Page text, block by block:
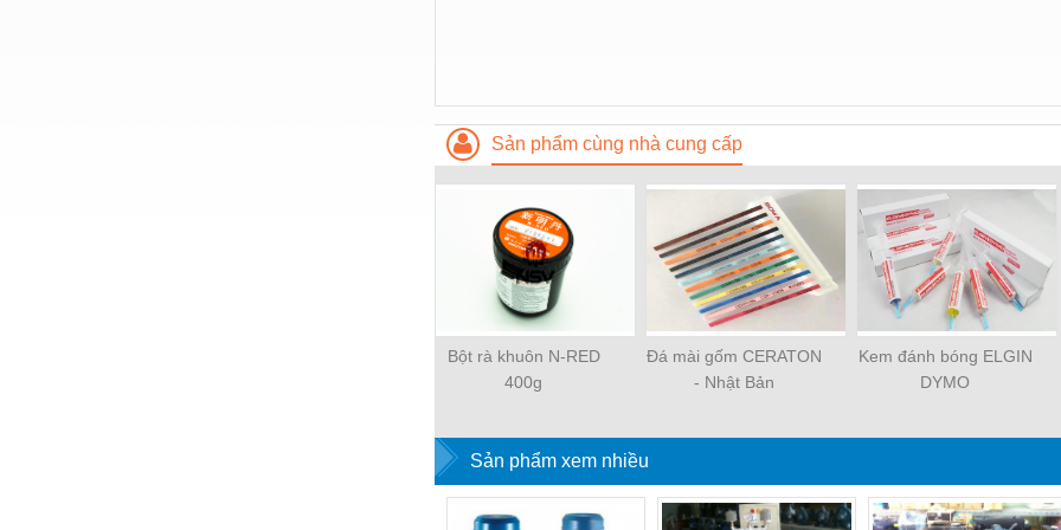
Sản phẩm cùng nhà cung cấp
Bột rà khuôn N-RED
400g
Đá mài gốm CERATON
- Nhật Bản
Kem đánh bóng ELGIN
DYMO
Sản phẩm xem nhiều